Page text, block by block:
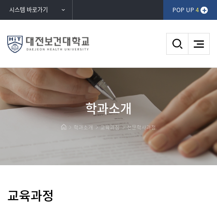
건너뛰기시스템 바로가기 POP UP 4
DAEJEON HEALTH UNIVERSITY
대전보건대학교학과소개
학과소개 교육과정 전문학사과정
교육과정